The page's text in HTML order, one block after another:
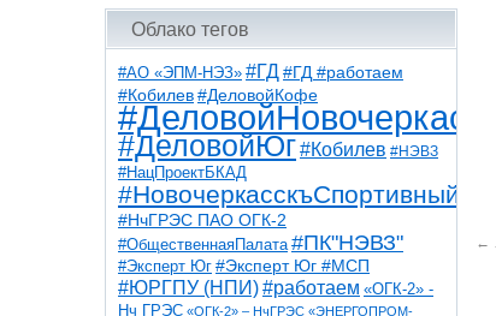
Облако тегов
#АО «ЭПМ-НЭЗ» #ГД #ГД #работаем
#Кобилев #ДеловойКофе
#ДеловойНовочеркасск
#ДеловойЮг#Кобилев #НЭВЗ
#НацПроектБКАД
#НовочеркасскъСпортивный
#НчГРЭС ПАО ОГК-2
#ОбщественнаяПалата #ПК"НЭВЗ"
#Эксперт Юг #Эксперт Юг #МСП
#ЮРГПУ (НПИ)#работаем «ОГК-2» -
Нч ГРЭС «ОГК-2» – НчГРЭС «ЭНЕРГОПРОМ-
←